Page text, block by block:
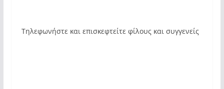
Τηλεφωνήστε και επισκεφτείτε φίλους και συγγενείς